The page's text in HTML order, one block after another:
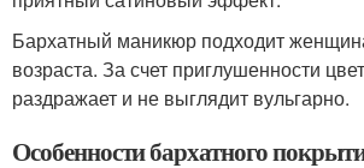
Бархатный маникюр подходит
возраста. За счет приглушенности
раздражает и не выглядит вульгарно.
Особенности бархатного